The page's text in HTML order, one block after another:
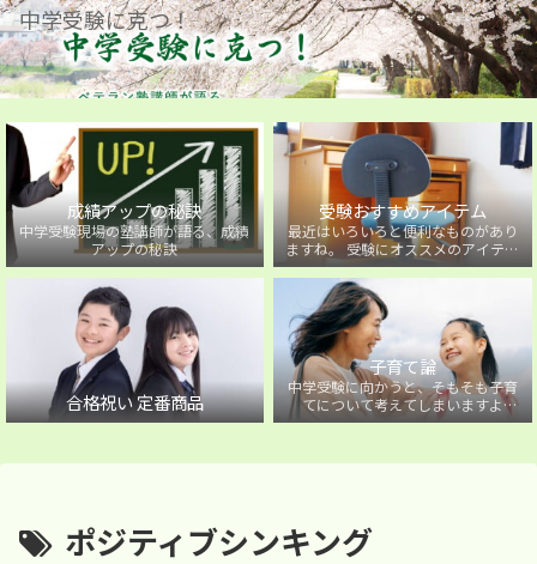
中学受験に克つ！
成績アップの秘訣
中学受験現場の塾講師が語る、成績
アップの秘訣
受験おすすめアイテム
最近はいろいろと便利なものがあり
ますね。 受験にオススメのアイテム
を紹介しています。
合格祝い 定番商品
子育て論
中学受験に向かうと、そもそも子育
てについて考えてしまいますよ
ね・・・。中学受験に向かうお子様
ポジティブシンキング